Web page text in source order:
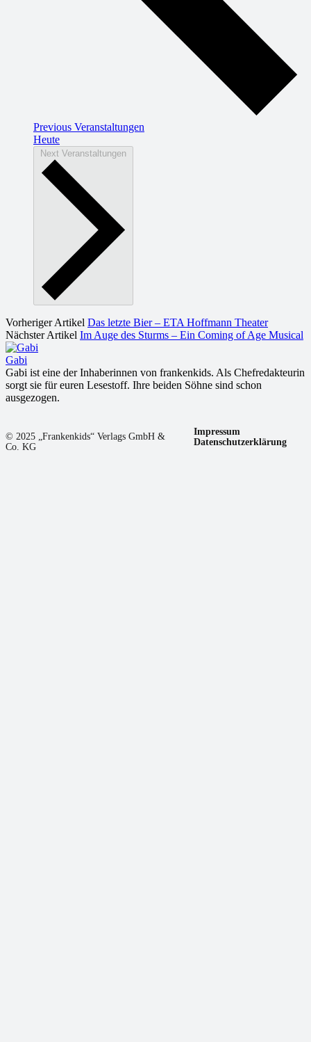
Previous Veranstaltungen
Heute
Next Veranstaltungen
Vorheriger Artikel Das letzte Bier – ETA Hoffmann Theater
Nächster Artikel Im Auge des Sturms – Ein Coming of Age Musical
Gabi
Gabi ist eine der Inhaberinnen von frankenkids. Als Chefredakteurin
sorgt sie für euren Lesestoff. Ihre beiden Söhne sind schon
ausgezogen.
© 2025 „Frankenkids“ Verlags GmbH &
Co. KG
Impressum
Datenschutzerklärung